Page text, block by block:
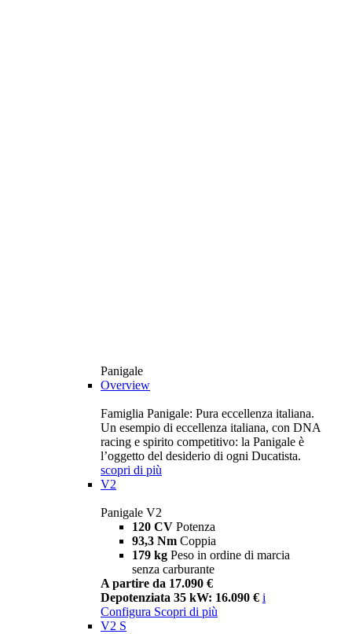
Panigale
Overview
Famiglia Panigale: Pura eccellenza italiana.
Un esempio di eccellenza italiana, con DNA
racing e spirito competitivo: la Panigale è
l’oggetto del desiderio di ogni Ducatista.
scopri di più
V2
Panigale V2
120 CV Potenza
93,3 Nm Coppia
179 kg Peso in ordine di marcia
senza carburante
A partire da 17.090 €
Depotenziata 35 kW: 16.090 € i
Configura Scopri di più
V2 S